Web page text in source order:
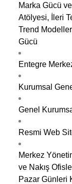
Marka Gücü
Atölyesi, İleri
Trend
Gücü
Entegre
Kurumsal
Genel
Resmi Web
Merkez
ve Nakış
Pazar Günleri